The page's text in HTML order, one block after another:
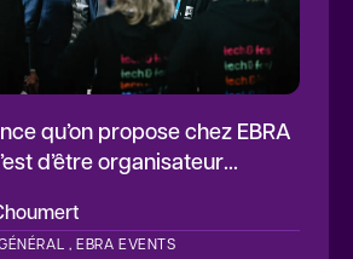
qu’on propose chez EBRA
d’être organisateur
, EBRA EVENTS